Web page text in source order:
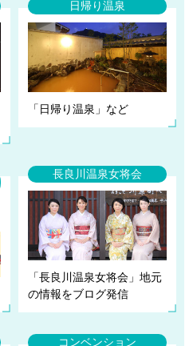
日帰り温泉
「日帰り温泉」など
長良川温泉女将会
「長良川温泉女将会」地元
の情報をブログ発信
コンベンション